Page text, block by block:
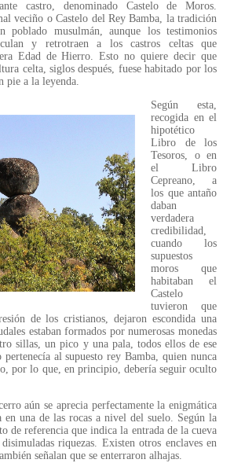
castro, denominado Castelo de Moros.
veciño o Castelo del Rey Bamba, la tradición
musulmán, aunque los testimonios
y retrotraen a los castros celtas que
Edad de Hierro. Esto no quiere decir que
celta, siglos después, fuese habitado por los
pie a la leyenda.
Según esta,
recogida en el
hipotético
Libro de los
Tesoros, o en
el Libro
Cepreano, a
los que antaño
daban
verdadera
credibilidad,
cuando los
supuestos
moros que
habitaban el
Castelo
tuvieron que
de los cristianos, dejaron escondida una
estaban formados por numerosas monedas
sillas, un pico y una pala, todos ellos de ese
al supuesto rey Bamba, quien nunca
por lo que, en principio, debería seguir oculto
aún se aprecia perfectamente la enigmática
en una de las rocas a nivel del suelo. Según la
de referencia que indica la entrada de la cueva
riquezas. Existen otros enclaves en
señalan que se enterraron alhajas.